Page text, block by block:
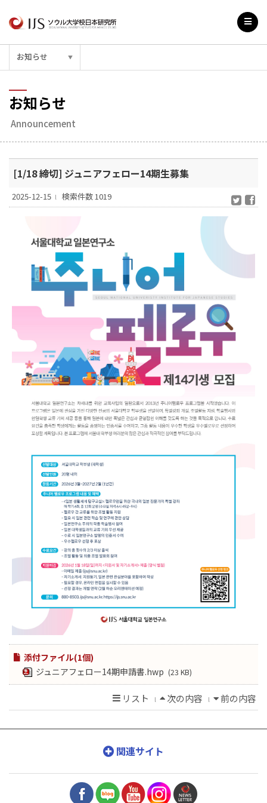
お知らせ ▼
お知らせ
Announcement
[1/18 締切] ジュニアフェロー14期生募集
2025-12-15 l 検索件数 1019
添付ファイル(1個)
ジュニアフェロー14期申請書.hwp (23 KB)
リスト l 次の内容 l 前の内容
関連サイト